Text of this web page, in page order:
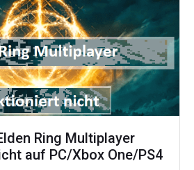
Ring Multiplayer
auf PC/Xbox One/PS4